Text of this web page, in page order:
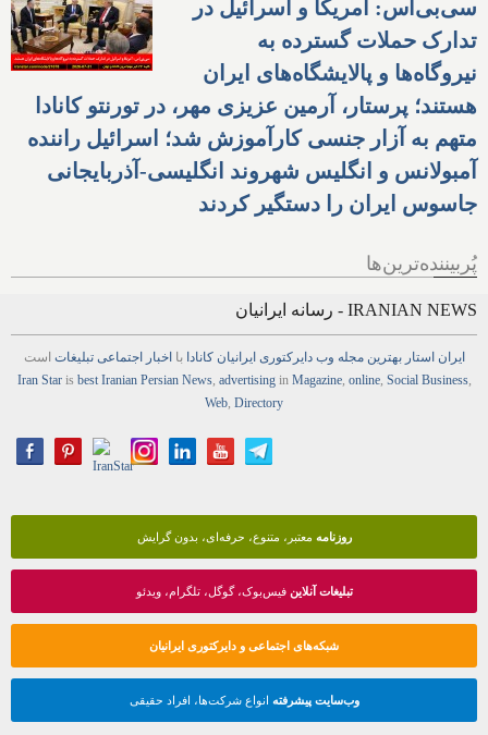
سی‌بی‌اس: آمریکا و اسرائیل در
تدارک حملات گسترده به
نیروگاه‌ها و پالایشگاه‌های ایران
هستند؛ پرستار، آرمین عزیزی مهر، در تورنتو کانادا
متهم به آزار جنسی کارآموزش شد؛ اسرائیل راننده
آمبولانس و انگلیس شهروند انگلیسی-آذربایجانی
جاسوس ایران را دستگیر کردند
پُربیننده‌ترین‌ها
IRANIAN NEWS - رسانه ایرانیان
ایران استار بهترین مجله وب دایرکتوری ایرانیان کانادا بااخبار اجتماعی تبلیغات است
Iran Staris best Iranian Persian News, advertisingin Magazine, online, Social Business,
Web Directory
روزنامه معتبر، متنوع، حرفه‌ای، بدون گرایش
تبلیغات آنلاینفیس‌بوک، گوگل، تلگرام، ویدئو
شبکه‌های اجتماعی و دایرکتوری ایرانیان
وب‌سایت پیشرفته انواع شرکت‌ها، افراد حقیقی